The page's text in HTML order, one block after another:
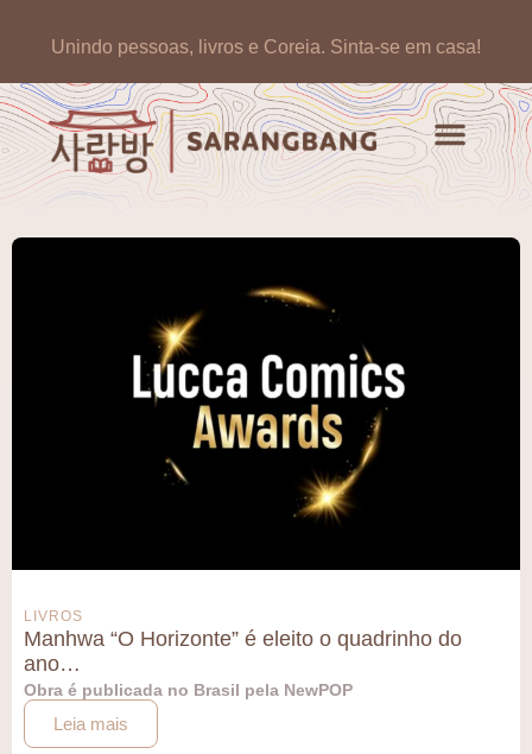
Unindo pessoas, livros e Coreia. Sinta-se em casa!
LIVROS
Manhwa “O Horizonte” é eleito o quadrinho do
ano…
Obra é publicada no Brasil pela NewPOP
Leia mais